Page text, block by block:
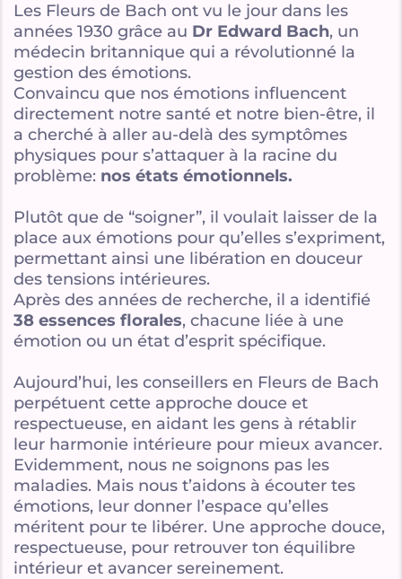
Les Fleurs de Bach ont vu le jour dans les
années 1930 grâce au Dr Edward Bach, un
médecin britannique qui a révolutionné la
gestion des émotions.
Convaincu que nos émotions influencent
directement notre santé et notre bien-être, il
a cherché à aller au-delà des symptômes
physiques pour s’attaquer à la racine du
problème: nos états émotionnels.
Plutôt que de “soigner”, il voulait laisser de la
place aux émotions pour qu’elles s’expriment,
permettant ainsi une libération en douceur
des tensions intérieures.
Après des années de recherche, il a identifié
38 essences florales, chacune liée à une
émotion ou un état d’esprit spécifique.
Aujourd’hui, les conseillers en Fleurs de Bach
perpétuent cette approche douce et
respectueuse, en aidant les gens à rétablir
leur harmonie intérieure pour mieux avancer.
Evidemment, nous ne soignons pas les
maladies. Mais nous t’aidons à écouter tes
émotions, leur donner l’espace qu’elles
méritent pour te libérer. Une approche douce,
respectueuse, pour retrouver ton équilibre
intérieur et avancer sereinement.